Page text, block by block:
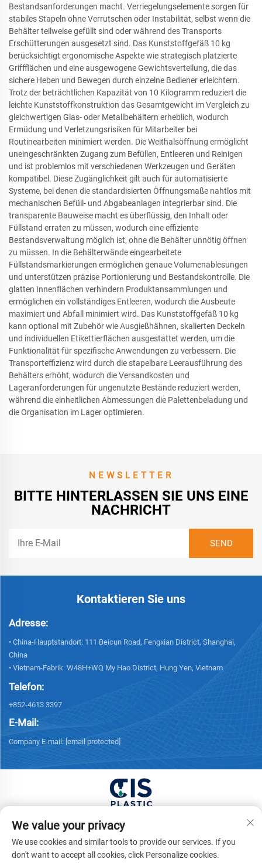
Bestandsanforderungen macht. Verriegelungselemente sorgen für
stabiles Stapeln ohne Verrutschen oder Instabilität, selbst wenn die
Behälter teilweise gefüllt sind oder während des Transports
Erschütterungen ausgesetzt sind. Das Kunststoffgefäß 10 kg
berücksichtigt ergonomische Aspekte wie strategisch platzierte
Griffflächen und eine ausgewogene Gewichtsverteilung, die das
sichere Heben und Bewegen durch einzelne Bediener erleichtern.
Trotz der beträchtlichen Kapazität von 10 Kilogramm reduziert die
leichte Kunststoffkonstruktion das Gesamtgewicht im Vergleich zu
gleichwertigen Glas- oder Metallbehältern erheblich, wodurch
Ermüdung und Verletzungsrisiken für Mitarbeiter bei
Routinearbeiten minimiert werden. Die Weithalsöffnung ermöglicht
uneingeschränkten Zugang zum Befüllen, Entleeren und Reinigen
und ist problemlos mit verschiedenen Werkzeugen und Geräten
kompatibel. Diese Zugänglichkeit gilt auch für automatisierte
Systeme, bei denen die standardisierten Öffnungsmaße nahtlos mit
mechanischen Befüll- und Abgabeanlagen integrierbar sind. Die
transparente Bauweise macht es überflüssig, den Inhalt oder
Füllstand erraten zu müssen, wodurch eine effiziente
Bestandsverwaltung möglich ist, ohne die Behälter unnötig öffnen
zu müssen. In die Behälterwände eingearbeitete
Füllstandsmarkierungen ermöglichen genaue Volumenablesungen
und unterstützen präzise Portionierung und Bestandskontrolle. Die
glatten Innenflächen verhindern Produktansammlungen und
ermöglichen ein vollständiges Entleeren, wodurch die Ausbeute
maximiert und Abfall minimiert wird. Das Kunststoffgefäß 10 kg
kann optional mit Zubehör wie Ausgießhähnen, skalierten Deckeln
und individuellen Etikettierflächen ausgestattet werden, um die
Funktionalität für spezifische Anwendungen zu verbessern. Die
Transporteffizienz wird durch die stapelbare Leerausführung des
Behälters erhöht, wodurch die Versandkosten und
Lageranforderungen für ungenutzte Bestände reduziert werden,
während die einheitlichen Abmessungen die Palettenbeladung und
die Organisation im Lager optimieren.
NEWSLETTER
BITTE HINTERLASSEN SIE UNS EINE
NACHRICHT
Kontaktieren Sie uns
Adresse:
• China-Hauptstandort: 111 Beicun Road, Fengxian District, Shanghai,
China
• Vietnam-Fabrik: W48H+WQ My Hao District, Hung Yen, Vietnam
Telefon:
+852-4613 3397
E-Mail:
Company E-mail: [email protected]
Copyright © 2025 China XUONG HOANG TRADING
COMPANY LIMITED Alle Rechte vorbehalten. -
Datenschutzrichtlinie
We value your privacy
We use cookies and similar tools to provide our services. If you
don't want to accept all cookies, click Personalize cookies.